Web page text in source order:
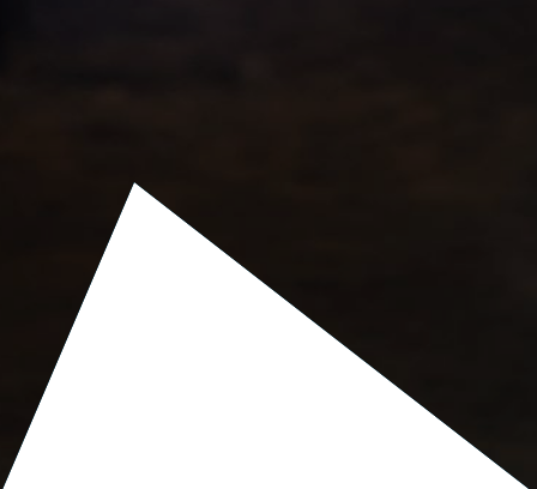
Laternen Rundgang